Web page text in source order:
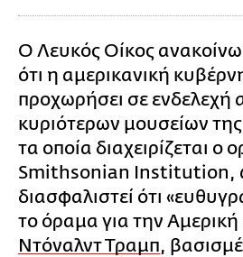
Ο Λευκός Οίκος
ότι η αμερικανική
προχωρήσει σε ενδελεχή
κυριότερων μουσείων
τα οποία διαχειρίζεται ο
Smithsonian Institution,
διασφαλιστεί ότι
το όραμα για την
Ντόναλντ Τραμπ,